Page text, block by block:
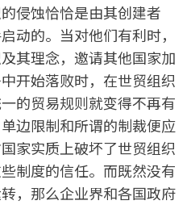
侵蚀恰恰是由其创建者
的。当对他们有利时，
其理念，邀请其他国家加
开始落败时，在世贸组织
的贸易规则就变得不再有
边限制和所谓的制裁便应
家实质上破坏了世贸组织
制度的信任。而既然没有
，那么企业界和各国政府